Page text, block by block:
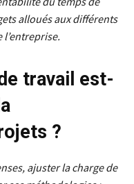
alloués aux différents
l’entreprise.
travail est-
?
ajuster la charge de